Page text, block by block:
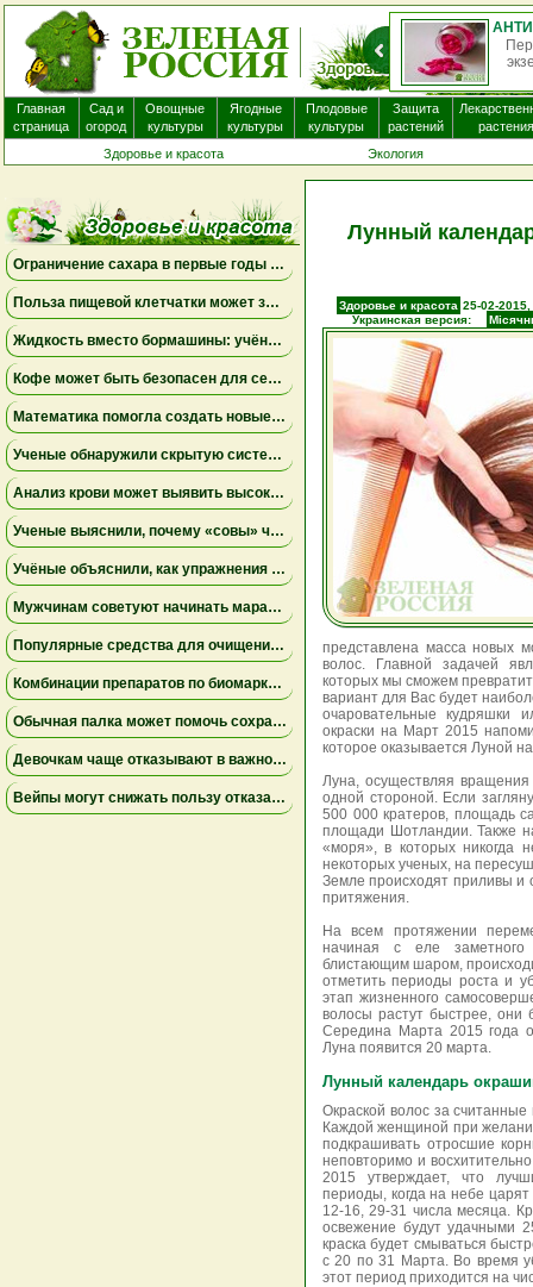
Главная
страница
Сад и
огород
Овощные
культуры
Ягодные
культуры
Плодовые
культуры
Защита
растений
растения
Здоровье и красота
Экология
Ограничение сахара в первые годы жизни может снизить риск болезни Альцгеймера
Польза пищевой клетчатки может зависеть от конкретных бактерий в кишечнике
Жидкость вместо бормашины: учёные подтвердили эффективность нового метода лечения детского кариеса
Кофе может быть безопасен для сердца, а энергетики — повышать риск аритмии
Математика помогла создать новые биомаркеры для прогнозирования рака молочной железы
Ученые обнаружили скрытую систему очистки в задней части глаза
Анализ крови может выявить высокий риск болезни Альцгеймера за десять лет до появления симптомов
Ученые выяснили, почему «совы» чаще набирают жир в области живота
Учёные объяснили, как упражнения замедляют старение мышц
Мужчинам советуют начинать марафон медленнее
Популярные средства для очищения слизи не помогли пациентам на ИВЛ и могут повышать риск осложнений
Комбинации препаратов по биомаркерам помогли уменьшить устойчивую к лечению меланому
Обычная палка может помочь сохранить равновесие
Девочкам чаще отказывают в важной защите после рождения
Вейпы могут снижать пользу отказа от сигарет
Лунный
Здоровье и красота 25-02-
Украинская версия:
представлена масса новых
волос. Главной задачей
которых мы сможем
вариант для Вас будет
очаровательные кудряшки
окраски на Март 2015
которое оказывается Луной
Луна, осуществляя
одной стороной. Если
500 000 кратеров, площадь
площади Шотландии. Также
«моря», в которых никогда
некоторых ученых, на
Земле происходят приливы и
притяжения.
На всем протяжении
начиная с еле заметного
блистающим шаром,
отметить периоды роста и
этап жизненного
волосы растут быстрее,
Середина Марта 2015 года
Луна появится 20 марта.
Лунный календарь
Окраской волос за
Каждой женщиной при
подкрашивать отросшие
неповторимо и
2015 утверждает, что
периоды, когда на небе
12-16, 29-31 числа месяца.
освежение будут удачными
краска будет смываться
с 20 по 31 Марта. Во время
этот период приходится на